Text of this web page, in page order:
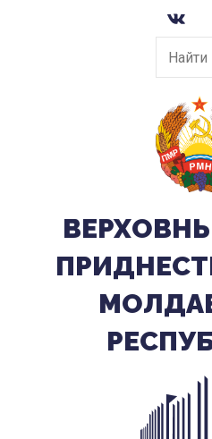
Найти
на
сайте: